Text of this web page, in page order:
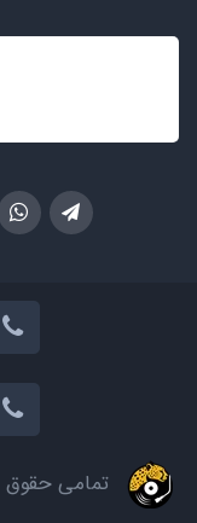
تمامی حقوق